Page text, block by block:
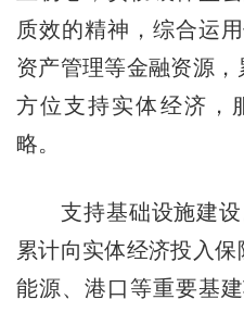
质效的精神，综合运
资产管理等金融资源
方位支持实体经济，
略。
支持基础设施建设
累计向实体经济投入
能源、港口等重要基